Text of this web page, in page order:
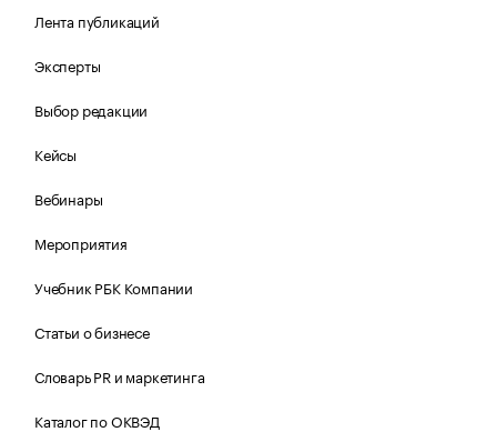
Лента публикаций
Эксперты
Выбор редакции
Кейсы
Вебинары
Мероприятия
Учебник РБК Компании
Статьи о бизнесе
Словарь PR и маркетинга
Каталог по ОКВЭД